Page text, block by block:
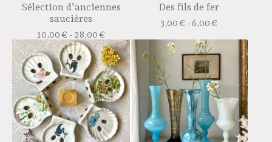
Sélection d’anciennes
saucières
10,00€ - 28,00€
Des fils de fer
3,00€ - 6,00€